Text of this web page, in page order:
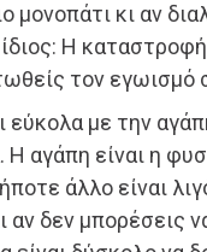
μονοπάτι κι αν
ίδιος: Η
τον εγωισμό
εύκολα με την
αγάπη είναι η
άλλο είναι
αν δεν μπορέσεις